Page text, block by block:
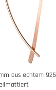
aus echtem 925